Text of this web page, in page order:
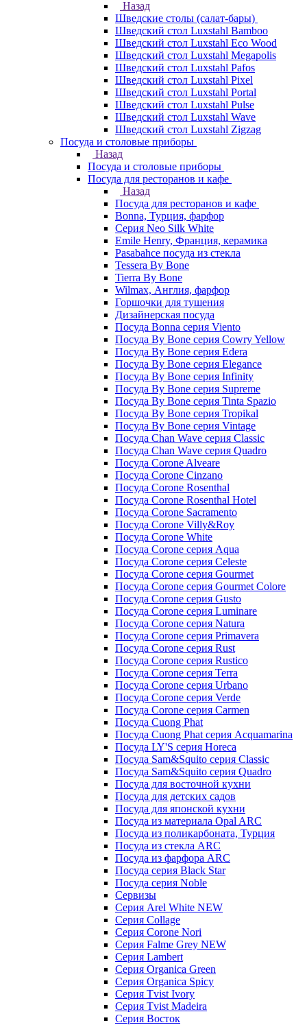
Назад
Шведские столы (салат-бары)
Шведский стол Luxstahl Bamboo
Шведский стол Luxstahl Eco Wood
Шведский стол Luxstahl Megapolis
Шведский стол Luxstahl Pafos
Шведский стол Luxstahl Pixel
Шведский стол Luxstahl Portal
Шведский стол Luxstahl Pulse
Шведский стол Luxstahl Wave
Шведский стол Luxstahl Zigzag
Посуда и столовые приборы
Назад
Посуда и столовые приборы
Посуда для ресторанов и кафе
Назад
Посуда для ресторанов и кафе
Bonna, Турция, фарфор
Cерия Neo Silk White
Emile Henry, Франция, керамика
Pasabahce посуда из стекла
Tessera By Bone
Tierra By Bone
Wilmax, Англия, фарфор
Горшочки для тушения
Дизайнерская посуда
Посуда Bonna серия Viento
Посуда By Bone серия Cowry Yellow
Посуда By Bone серия Edera
Посуда By Bone серия Elegance
Посуда By Bone серия Infinity
Посуда By Bone серия Supreme
Посуда By Bone серия Tinta Spazio
Посуда By Bone серия Tropikal
Посуда By Bone серия Vintage
Посуда Chan Wave серия Classic
Посуда Chan Wave серия Quadro
Посуда Corone Alveare
Посуда Corone Cinzano
Посуда Corone Rosenthal
Посуда Corone Rosenthal Hotel
Посуда Corone Sacramento
Посуда Corone Villy&Roy
Посуда Corone White
Посуда Corone серия Aqua
Посуда Corone серия Celeste
Посуда Corone серия Gourmet
Посуда Corone серия Gourmet Colore
Посуда Corone серия Gusto
Посуда Corone серия Luminare
Посуда Corone серия Natura
Посуда Corone серия Primavera
Посуда Corone серия Rust
Посуда Corone серия Rustico
Посуда Corone серия Terra
Посуда Corone серия Urbano
Посуда Corone серия Verde
Посуда Corone серия Сarmen
Посуда Cuong Phat
Посуда Cuong Phat серия Acquamarina
Посуда LY'S серия Horeca
Посуда Sam&Squito серия Classic
Посуда Sam&Squito серия Quadro
Посуда для восточной кухни
Посуда для детских садов
Посуда для японской кухни
Посуда из материала Opal ARC
Посуда из поликарбоната, Турция
Посуда из стекла ARC
Посуда из фарфора ARC
Посуда серия Black Star
Посуда серия Noble
Сервизы
Серия Arel White NEW
Серия Collage
Серия Corone Nori
Серия Falme Grey NEW
Серия Lambert
Серия Organica Green
Серия Organica Spicy
Серия Tvist Ivory
Серия Tvist Madeira
Серия Восток